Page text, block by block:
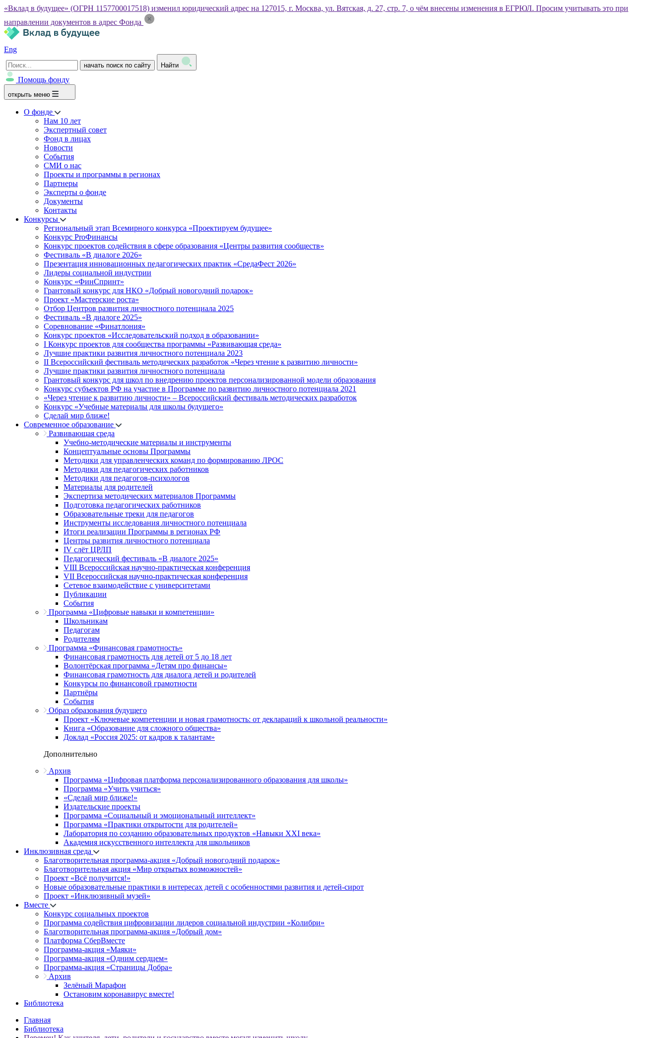
«Вклад в будущее» (ОГРН 1157700017518) изменил юридический адрес на 127015, г. Москва, ул. Вятская, д. 27, стр. 7, о чём внесены изменения в ЕГРЮЛ. Просим учитывать это при
направлении документов в адрес Фонда
Eng
начать поиск по сайту Найти
Помощь фонду
открыть меню
О фонде
Нам 10 лет
Экспертный совет
Фонд в лицах
Новости
События
СМИ о нас
Проекты и программы в регионах
Партнеры
Эксперты о фонде
Документы
Контакты
Конкурсы
Региональный этап Всемирного конкурса «Проектируем будущее»
Конкурс ProФинансы
Конкурс проектов содействия в сфере образования «Центры развития сообществ»
Фестиваль «В диалоге 2026»
Презентация инновационных педагогических практик «СредаФест 2026»
Лидеры социальной индустрии
Конкурс «ФинСпринт»
Грантовый конкурс для НКО «Добрый новогодний подарок»
Проект «Мастерские роста»
Отбор Центров развития личностного потенциала 2025
Фестиваль «В диалоге 2025»
Соревнование «Финатлония»
Конкурс проектов «Исследовательский подход в образовании»
I Конкурс проектов для сообщества программы «Развивающая среда»
Лучшие практики развития личностного потенциала 2023
II Всероссийский фестиваль методических разработок «Через чтение к развитию личности»
Лучшие практики развития личностного потенциала
Грантовый конкурс для школ по внедрению проектов персонализированной модели образования
Конкурс субъектов РФ на участие в Программе по развитию личностного потенциала 2021
«Через чтение к развитию личности» – Всероссийский фестиваль методических разработок
Конкурс «Учебные материалы для школы будущего»
Сделай мир ближе!
Современное образование
Развивающая среда
Учебно-методические материалы и инструменты
Концептуальные основы Программы
Методики для управленческих команд по формированию ЛРОС
Методики для педагогических работников
Методики для педагогов-психологов
Материалы для родителей
Экспертиза методических материалов Программы
Подготовка педагогических работников
Образовательные треки для педагогов
Инструменты исследования личностного потенциала
Итоги реализации Программы в регионах РФ
Центры развития личностного потенциала
IV слёт ЦРЛП
Педагогический фестиваль «В диалоге 2025»
VIII Всероссийская научно-практическая конференция
VII Всероссийская научно-практическая конференция
Сетевое взаимодействие с университетами
Публикации
События
Программа «Цифровые навыки и компетенции»
Школьникам
Педагогам
Родителям
Программа «Финансовая грамотность»
Финансовая грамотность для детей от 5 до 18 лет
Волонтёрская программа «Детям про финансы»
Финансовая грамотность для диалога детей и родителей
Конкурсы по финансовой грамотности
Партнёры
События
Образ образования будущего
Проект «Ключевые компетенции и новая грамотность: от деклараций к школьной реальности»
Книга «Образование для сложного общества»
Доклад «Россия 2025: от кадров к талантам»
Дополнительно
Архив
Программа «Цифровая платформа персонализированного образования для школы»
Программа «Учить учиться»
«Сделай мир ближе!»
Издательские проекты
Программа «Социальный и эмоциональный интеллект»
Программа «Практики открытости для родителей»
Лаборатория по созданию образовательных продуктов «Навыки XXI века»
Академия искусственного интеллекта для школьников
Инклюзивная среда
Благотворительная программа-акция «Добрый новогодний подарок»
Благотворительная акция «Мир открытых возможностей»
Проект «Всё получится!»
Новые образовательные практики в интересах детей с особенностями развития и детей-сирот
Проект «Инклюзивный музей»
Вместе
Конкурс социальных проектов
Программа содействия цифровизации лидеров социальной индустрии «Колибри»
Благотворительная программа-акция «Добрый дом»
Платформа СберВместе
Программа-акция «Маяки»
Программа-акция «Одним сердцем»
Программа-акция «Страницы Добра»
Архив
Зелёный Марафон
Остановим коронавирус вместе!
Библиотека
Главная
Библиотека